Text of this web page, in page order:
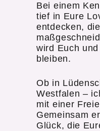
Bei einem
tief in Eure
entdecken,
wird Euch
bleiben.
Ob in
Westfalen –
mit einer
Gemeinsam
Glück, die